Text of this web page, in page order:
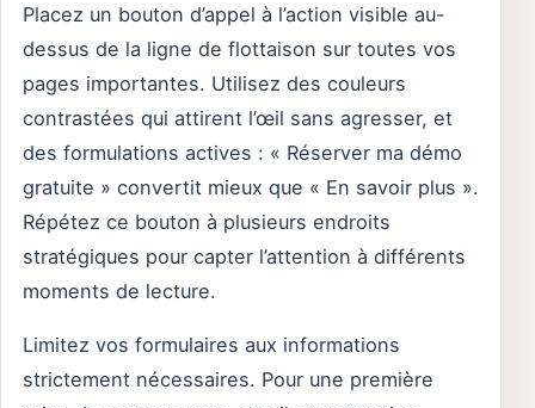
Placez un bouton d’appel à l’action visible au-
dessus de la ligne de flottaison sur toutes vos
pages importantes. Utilisez des couleurs
contrastées qui attirent l’œil sans agresser, et
des formulations actives : « Réserver ma démo
gratuite » convertit mieux que « En savoir plus ».
Répétez ce bouton à plusieurs endroits
stratégiques pour capter l’attention à différents
moments de lecture.
Limitez vos formulaires aux informations
strictement nécessaires. Pour une première